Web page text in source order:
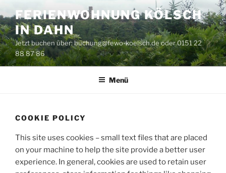
Inhalt
springen
FERIENWOHNUNG KÖLSCH
IN DAHN
Jetzt buchen über: buchung@fewo-koelsch.de oder 0151 22
88 87 86
Menü
COOKIE POLICY
This site uses cookies – small text files that are placed
on your machine to help the site provide a better user
experience. In general, cookies are used to retain user